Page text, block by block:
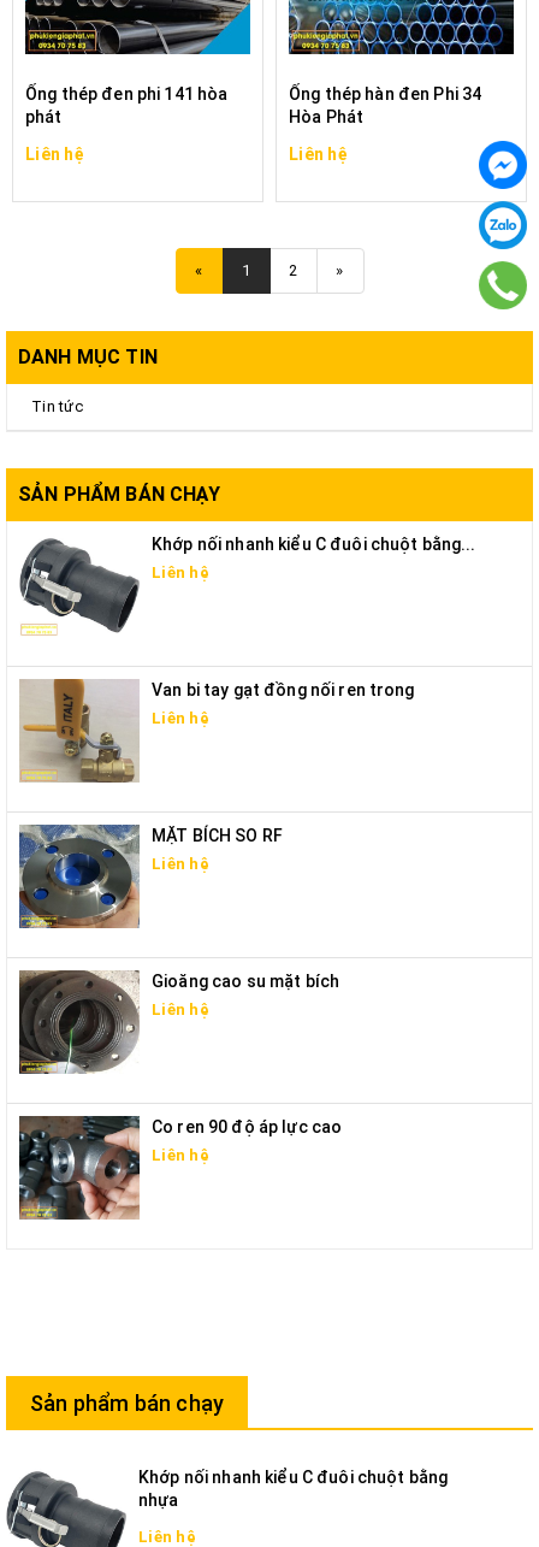
Ống thép đen phi 141 hòa
phát
Liên hệ
Ống thép hàn đen Phi 34
Hòa Phát
Liên hệ
« 1 2 »
DANH MỤC TIN
Tin tức
SẢN PHẨM BÁN CHẠY
Khớp nối nhanh kiểu C đuôi chuột bằng...
Liên hệ
Van bi tay gạt đồng nối ren trong
Liên hệ
MẶT BÍCH SO RF
Liên hệ
Gioăng cao su mặt bích
Liên hệ
Co ren 90 độ áp lực cao
Liên hệ
Sản phẩm bán chạy
Khớp nối nhanh kiểu C đuôi chuột bằng
nhựa
Liên hệ